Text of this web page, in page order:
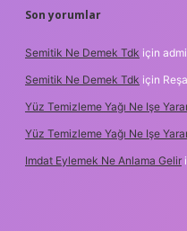
Son yorumlar
Semitik Ne Demek Tdk için
Semitik Ne Demek Tdk için
Yüz Temizleme Yağı Ne Işe
Yüz Temizleme Yağı Ne Işe
Imdat Eylemek Ne Anlama Gelir